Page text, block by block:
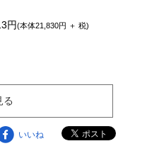
円(本体21,830円 ＋ 税)
る
いいね